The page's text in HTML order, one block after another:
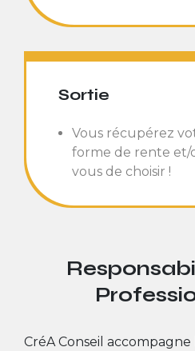
Sortie
Vous récupérez
forme de rente et/
vous de choisir !
CréA Conseil